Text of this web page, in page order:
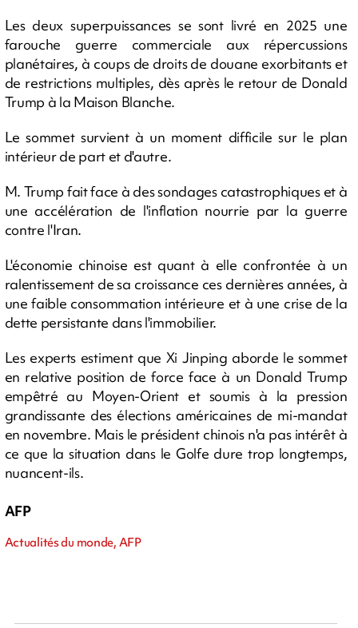
Les deux superpuissances se sont livré en 2025 une
farouche guerre commerciale aux répercussions
planétaires, à coups de droits de douane exorbitants et
de restrictions multiples, dès après le retour de Donald
Trump à la Maison Blanche.
Le sommet survient à un moment difficile sur le plan
intérieur de part et d'autre.
M. Trump fait face à des sondages catastrophiques et à
une accélération de l'inflation nourrie par la guerre
contre l'Iran.
L'économie chinoise est quant à elle confrontée à un
ralentissement de sa croissance ces dernières années, à
une faible consommation intérieure et à une crise de la
dette persistante dans l'immobilier.
Les experts estiment que Xi Jinping aborde le sommet
en relative position de force face à un Donald Trump
empêtré au Moyen-Orient et soumis à la pression
grandissante des élections américaines de mi-mandat
en novembre. Mais le président chinois n'a pas intérêt à
ce que la situation dans le Golfe dure trop longtemps,
nuancent-ils.
AFP
Actualités du monde, AFP